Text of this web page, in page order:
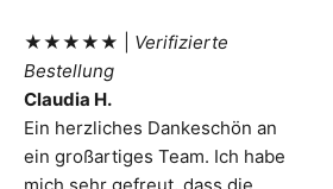
★★★★★ | Verifizierte
Bestellung
Claudia H.
Ein herzliches Dankeschön an
ein großartiges Team. Ich habe